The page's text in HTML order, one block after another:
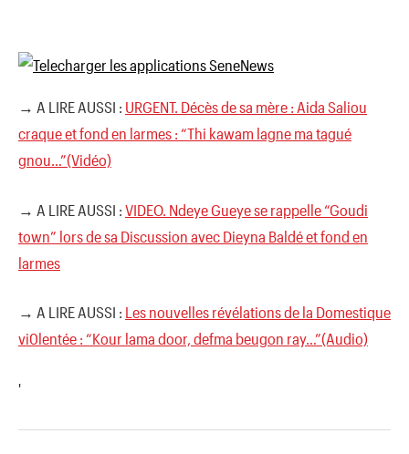
→ A LIRE AUSSI : URGENT. Décès de sa mère : Aida Saliou
craque et fond en larmes : “Thi kawam lagne ma tagué
gnou…”(Vidéo)
→ A LIRE AUSSI : VIDEO. Ndeye Gueye se rappelle “Goudi
town” lors de sa Discussion avec Dieyna Baldé et fond en
larmes
→ A LIRE AUSSI : Les nouvelles révélations de la Domestique
vi0lentée : “Kour lama door, defma beugon ray…”(Audio)
'